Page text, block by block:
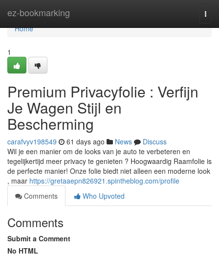
ez-bookmarking
Home
Home
1
Premium Privacyfolie : Verfijn
Je Wagen Stijl en
Bescherming
carafvyv198549 61 days ago News
Discuss
Wil je een manier om de looks van je auto te verbeteren en
tegelijkertijd meer privacy te genieten ? Hoogwaardig Raamfolie is
de perfecte manier! Onze folie biedt niet alleen een moderne look
, maar https://gretaaepn826921.spintheblog.com/profile
Comments
Who Upvoted
Comments
Submit a Comment
No HTML